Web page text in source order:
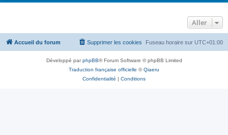
Aller
Accueil du forum Fuseau horaire sur UTC+01:00
Supprimer les cookies
Développé parphpBB® Forum Software © phpBB Limited
Traduction française officielle ©Qiaeru
Confidentialité | Conditions